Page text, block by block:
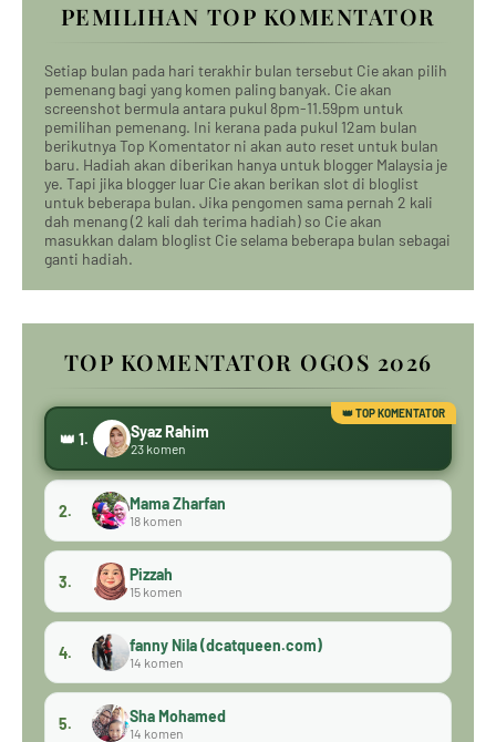
PEMILIHAN TOP KOMENTATOR
Setiap bulan pada hari terakhir bulan tersebut Cie akan pilih
pemenang bagi yang komen paling banyak. Cie akan
screenshot bermula antara pukul 8pm-11.59pm untuk
pemilihan pemenang. Ini kerana pada pukul 12am bulan
berikutnya Top Komentator ni akan auto reset untuk bulan
baru. Hadiah akan diberikan hanya untuk blogger Malaysia je
ye. Tapi jika blogger luar Cie akan berikan slot di bloglist
untuk beberapa bulan. Jika pengomen sama pernah 2 kali
dah menang (2 kali dah terima hadiah) so Cie akan
masukkan dalam bloglist Cie selama beberapa bulan sebagai
ganti hadiah.
TOP KOMENTATOR OGOS 2026
👑 1. Syaz Rahim
23 komen
2. Mama Zharfan
18 komen
3. Pizzah
15 komen
4. fanny Nila (dcatqueen.com)
14 komen
5. Sha Mohamed
14 komen